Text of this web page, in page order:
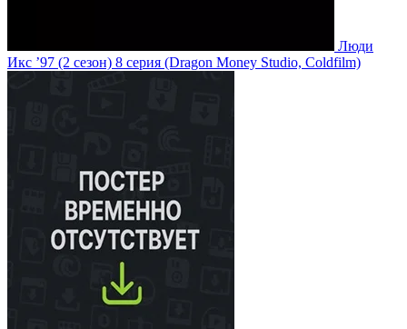
Люди
Икс ’97 (2 сезон) 8 серия (Dragon Money Studio, Coldfilm)